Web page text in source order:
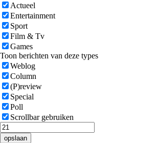
Actueel
Entertainment
Sport
Film & Tv
Games
Toon berichten van deze types
Weblog
Column
(P)review
Special
Poll
Scrollbar gebruiken
opslaan